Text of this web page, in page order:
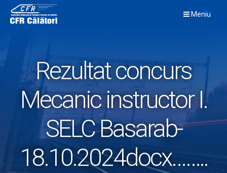
content
Meniu
Rezultat concurs
Mecanic instructor I.
SELC Basarab-
18.10.2024docx……..